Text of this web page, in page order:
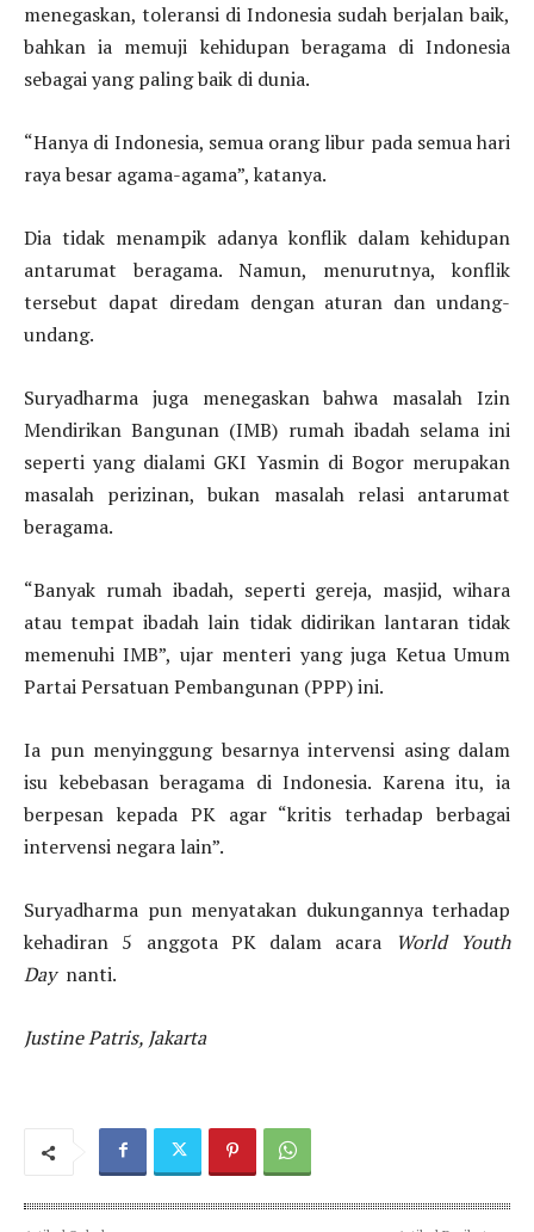
menegaskan, toleransi di Indonesia sudah berjalan baik,
bahkan ia memuji kehidupan beragama di Indonesia
sebagai yang paling baik di dunia.
“Hanya di Indonesia, semua orang libur pada semua hari
raya besar agama-agama”, katanya.
Dia tidak menampik adanya konflik dalam kehidupan
antarumat beragama. Namun, menurutnya, konflik
tersebut dapat diredam dengan aturan dan undang-
undang.
Suryadharma juga menegaskan bahwa masalah Izin
Mendirikan Bangunan (IMB) rumah ibadah selama ini
seperti yang dialami GKI Yasmin di Bogor merupakan
masalah perizinan, bukan masalah relasi antarumat
beragama.
“Banyak rumah ibadah, seperti gereja, masjid, wihara
atau tempat ibadah lain tidak didirikan lantaran tidak
memenuhi IMB”, ujar menteri yang juga Ketua Umum
Partai Persatuan Pembangunan (PPP) ini.
Ia pun menyinggung besarnya intervensi asing dalam
isu kebebasan beragama di Indonesia. Karena itu, ia
berpesan kepada PK agar “kritis terhadap berbagai
intervensi negara lain”.
Suryadharma pun menyatakan dukungannya terhadap
kehadiran 5 anggota PK dalam acara
World Youth
Daynanti.
Justine Patris, Jakarta